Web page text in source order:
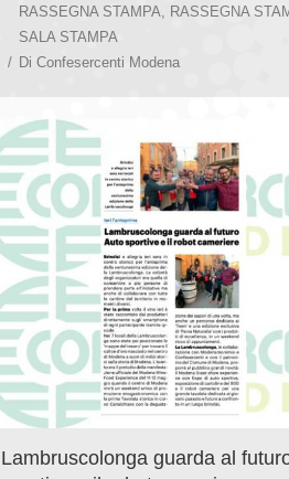
RASSEGNA STAMPA
RASSEGNA
SALA STAMPA
Di Confesercenti Modena
Lambruscolonga guarda al